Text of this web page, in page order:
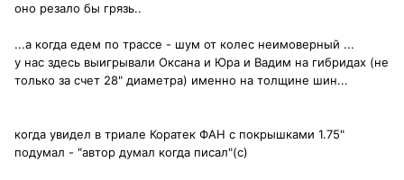
оно резало бы грязь..
...а когда едем по трассе - шум от колес неимоверный ...
у нас здесь выигрывали Оксана и Юра и Вадим на гибридах (не
только за счет 28" диаметра) именно на толщине шин...
когда увидел в триале Коратек ФАН с покрышками 1.75"
подумал - "автор думал когда писал"(с)